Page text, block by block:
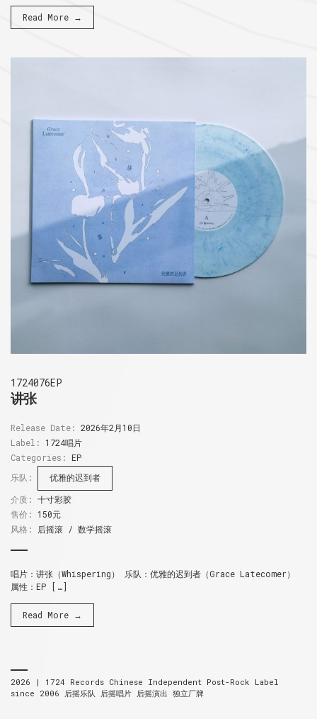
Read More →
1724076EP
讲张
Release Date: 2026年2月10日
Label:
1724唱片
Categories: EP
乐队:
优雅的迟到者
介质: 十寸彩胶
售价: 150元
风格:
后摇滚 / 数学摇滚
唱片：讲张（Whispering） 乐队：优雅的迟到者（Grace Latecomer）
属性：EP […]
Read More →
2026 | 1724 Records Chinese Independent Post-Rock Label
since 2006
后摇乐队 后摇唱片 后摇演出 独立厂牌